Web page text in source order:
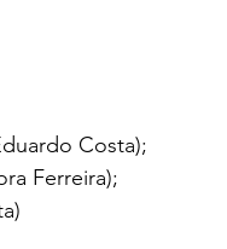
Costa);
Ferreira);